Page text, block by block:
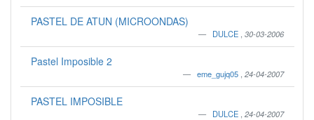
PASTEL DE ATUN (MICROONDAS)
DULCE 30-03-2006
Pastel Imposible 2
eme_gujq05 24-04-2007
PASTEL IMPOSIBLE
DULCE 24-04-2007